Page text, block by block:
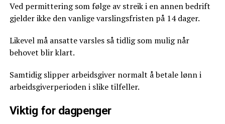
Ved permittering som følge av streik i en annen bedrift
gjelder ikke den vanlige varslingsfristen på 14 dager.
Likevel må ansatte varsles så tidlig som mulig når
behovet blir klart.
Samtidig slipper arbeidsgiver normalt å betale lønn i
arbeidsgiverperioden i slike tilfeller.
Viktig for dagpenger